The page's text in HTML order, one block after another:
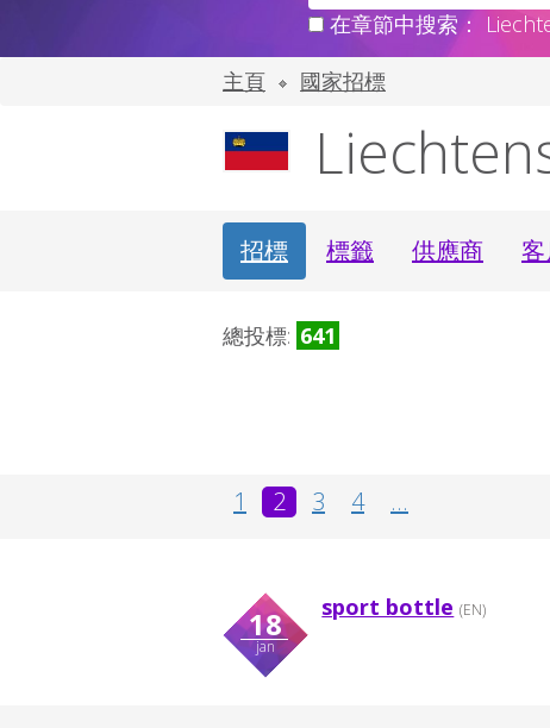
在章節中搜索：
主頁
國家招標
招標 標籤 供應商
總投標: 641
1 2 3 4 ...
18
jan
sport bottle (EN)